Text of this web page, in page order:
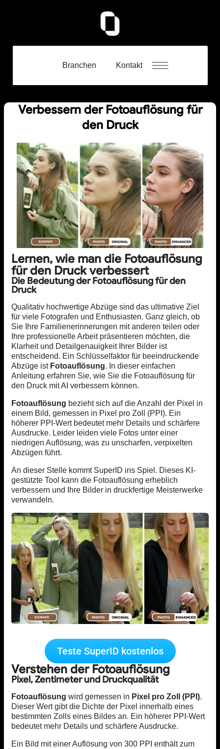
Branchen Kontakt
Verbessern der Fotoauflösung für
den Druck
Lernen, wie man die Fotoauflösung
für den Druck verbessert
Die Bedeutung der Fotoauflösung für den
Druck
Qualitativ hochwertige Abzüge sind das ultimative Ziel
für viele Fotografen und Enthusiasten. Ganz gleich, ob
Sie Ihre Familienerinnerungen mit anderen teilen oder
Ihre professionelle Arbeit präsentieren möchten, die
Klarheit und Detailgenauigkeit Ihrer Bilder ist
entscheidend. Ein Schlüsselfaktor für beeindruckende
Abzüge ist Fotoauflösung. In dieser einfachen
Anleitung erfahren Sie, wie Sie die Fotoauflösung für
den Druck mit AI verbessern können.
Fotoauflösung bezieht sich auf die Anzahl der Pixel in
einem Bild, gemessen in Pixel pro Zoll (PPI). Ein
höherer PPI-Wert bedeutet mehr Details und schärfere
Ausdrucke. Leider leiden viele Fotos unter einer
niedrigen Auflösung, was zu unscharfen, verpixelten
Abzügen führt.
An dieser Stelle kommt SuperID ins Spiel. Dieses KI-
gestützte Tool kann die Fotoauflösung erheblich
verbessern und Ihre Bilder in druckfertige Meisterwerke
verwandeln.
Teste SuperID kostenlos
Verstehen der Fotoauflösung
Pixel, Zentimeter und Druckqualität
Fotoauflösung wird gemessen in Pixel pro Zoll (PPI).
Dieser Wert gibt die Dichte der Pixel innerhalb eines
bestimmten Zolls eines Bildes an. Ein höherer PPI-Wert
bedeutet mehr Details und schärfere Ausdrucke.
Ein Bild mit einer Auflösung von 300 PPI enthält zum